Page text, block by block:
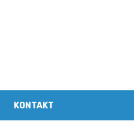
KONTAKT